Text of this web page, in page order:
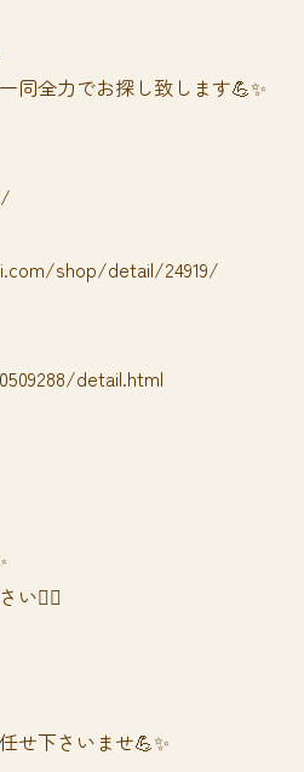
同全力でお探し致します💪✨
shop/detail/24919/
detail.html
い🙆‍♀️
せ下さいませ💪✨